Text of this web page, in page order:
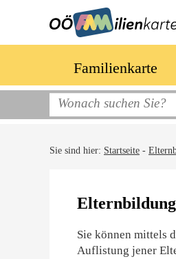
Familienkarte
Sie sind hier: Startseite -
Sie können mittels
Auflistung jener